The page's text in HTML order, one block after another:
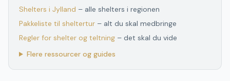
Shelters i Jylland – alle shelters i regionen
Pakkeliste til sheltertur – alt du skal medbringe
Regler for shelter og teltning – det skal du vide
Flere ressourcer og guides